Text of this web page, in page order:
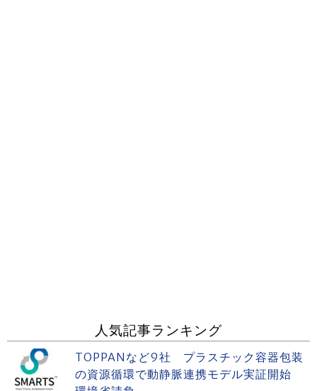
人気記事ランキング
TOPPANなど9社 プラスチック容器包装
の資源循環で動静脈連携モデル実証開始